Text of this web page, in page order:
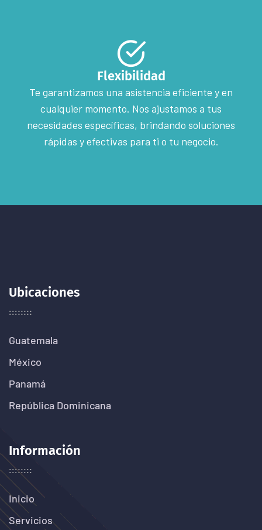
Flexibilidad
Te garantizamos una asistencia eficiente y en
cualquier momento. Nos ajustamos a tus
necesidades específicas, brindando soluciones
rápidas y efectivas para ti o tu negocio.
Ubicaciones
Guatemala
México
Panamá
República Dominicana
Información
Inicio
Servicios